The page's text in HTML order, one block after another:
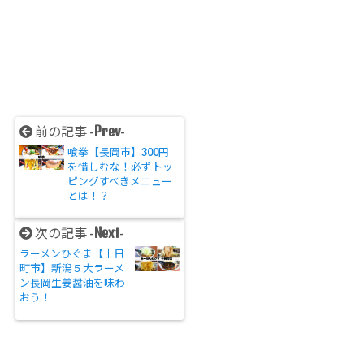
前の記事 - Prev-
喰拳【長岡市】300円
を惜しむな！必ずトッ
ピングすべきメニュー
とは！？
次の記事 - Next-
ラーメンひぐま【十日
町市】新潟５大ラーメ
ン長岡生姜醤油を味わ
おう！